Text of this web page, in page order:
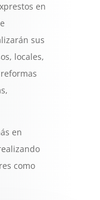
en
sus
locales,
en
como